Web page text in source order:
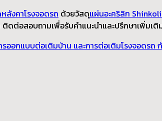
ลังคาโรงจอดรถ ด้วยวัสดุแผ่นอะคริลิก
ต่อสอบถามเพื่อรับคำแนะนำและปรึกษาเพิ่มเติ
รออกแบบต่อเติมบ้าน และการต่อเติมโรงจอดรถ